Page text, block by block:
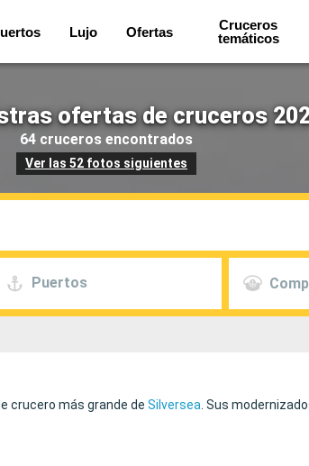
Lujo Ofertas
Cruceros
temáticos
ofertas de cruceros
64 cruceros encontrados
Ver las 52 fotos siguientes
Puertos
crucero más grande de Silversea . Sus